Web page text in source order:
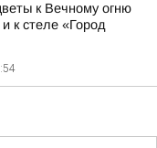
к Вечному огню
к стеле «Город